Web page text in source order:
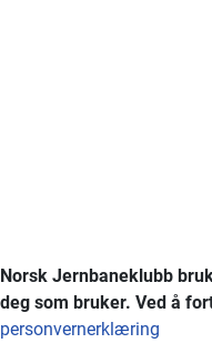
Norsk Jernbaneklubb
deg som bruker. Ved å
personvernerklæring